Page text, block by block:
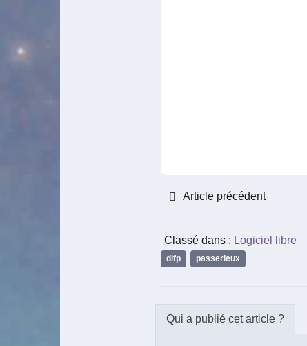
Article précédent
Classé dans : Logiciel libre
dlfp passerieux